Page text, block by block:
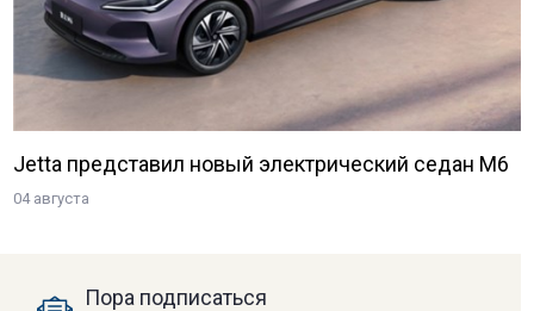
Jetta представил новый электрический седан M6
04 августа
Пора подписаться